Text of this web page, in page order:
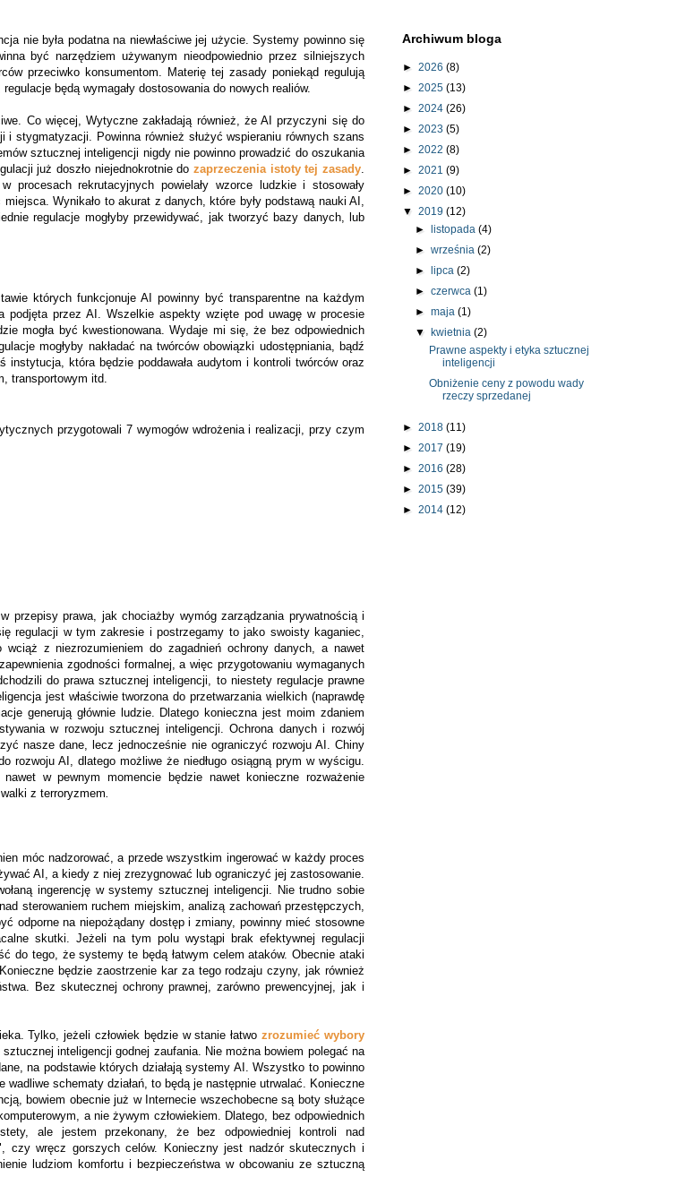
nie była podatna na niewłaściwe jej użycie. Systemy powinno się
być narzędziem używanym nieodpowiednio przez silniejszych
przeciwko konsumentom. Materię tej zasady poniekąd regulują
będą wymagały dostosowania do nowych realiów.
Co więcej, Wytyczne zakładają również, że AI przyczyni się do
i stygmatyzacji. Powinna również służyć wspieraniu równych szans
sztucznej inteligencji nigdy nie powinno prowadzić do oszukania
już doszło niejednokrotnie do zaprzeczenia istoty tej zasady.
rekrutacyjnych powielały wzorce ludzkie i stosowały
Wynikało to akurat z danych, które były podstawą nauki AI,
regulacje mogłyby przewidywać, jak tworzyć bazy danych, lub
których funkcjonuje AI powinny być transparentne na każdym
podjęta przez AI. Wszelkie aspekty wzięte pod uwagę w procesie
mogła być kwestionowana. Wydaje mi się, że bez odpowiednich
mogłyby nakładać na twórców obowiązki udostępniania, bądź
która będzie poddawała audytom i kontroli twórców oraz
transportowym itd.
przygotowali 7 wymogów wdrożenia i realizacji, przy czym
przepisy prawa, jak chociażby wymóg zarządzania prywatnością i
regulacji w tym zakresie i postrzegamy to jako swoisty kaganiec,
wciąż z niezrozumieniem do zagadnień ochrony danych, a nawet
zgodności formalnej, a więc przygotowaniu wymaganych
do prawa sztucznej inteligencji, to niestety regulacje prawne
jest właściwie tworzona do przetwarzania wielkich (naprawdę
generują głównie ludzie. Dlatego konieczna jest moim zdaniem
w rozwoju sztucznej inteligencji. Ochrona danych i rozwój
nasze dane, lecz jednocześnie nie ograniczyć rozwoju AI. Chiny
rozwoju AI, dlatego możliwe że niedługo osiągną prym w wyścigu.
w pewnym momencie będzie nawet konieczne rozważenie
z terroryzmem.
móc nadzorować, a przede wszystkim ingerować w każdy proces
AI, a kiedy z niej zrezygnować lub ograniczyć jej zastosowanie.
ingerencję w systemy sztucznej inteligencji. Nie trudno sobie
sterowaniem ruchem miejskim, analizą zachowań przestępczych,
odporne na niepożądany dostęp i zmiany, powinny mieć stosowne
skutki. Jeżeli na tym polu wystąpi brak efektywnej regulacji
do tego, że systemy te będą łatwym celem ataków. Obecnie ataki
będzie zaostrzenie kar za tego rodzaju czyny, jak również
Bez skutecznej ochrony prawnej, zarówno prewencyjnej, jak i
Tylko, jeżeli człowiek będzie w stanie łatwozrozumieć wybory
inteligencji godnej zaufania. Nie można bowiem polegać na
na podstawie których działają systemy AI. Wszystko to powinno
schematy działań, to będą je następnie utrwalać. Konieczne
bowiem obecnie już w Internecie wszechobecne są boty służące
a nie żywym człowiekiem. Dlatego, bez odpowiednich
ale jestem przekonany, że bez odpowiedniej kontroli nad
czy wręcz gorszych celów. Konieczny jest nadzór skutecznych i
ludziom komfortu i bezpieczeństwa w obcowaniu ze sztuczną
Archiwum bloga
► 2026 (8)
► 2025 (13)
► 2024 (26)
► 2023 (5)
► 2022 (8)
► 2021 (9)
► 2020 (10)
▼ 2019 (12)
►
listopada(4)
►września(2)
►
lipca(2)
►czerwca(1)
►maja(1)
▼
kwietnia(2)
Prawne aspekty i etyka sztucznej
inteligencji
Obniżenie ceny z powodu wady
rzeczy sprzedanej
► 2018 (11)
► 2017 (19)
► 2016 (28)
► 2015 (39)
► 2014 (12)